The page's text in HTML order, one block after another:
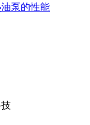
泵的性能